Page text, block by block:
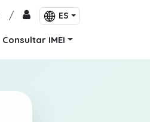
/ ES
Consultar IMEI